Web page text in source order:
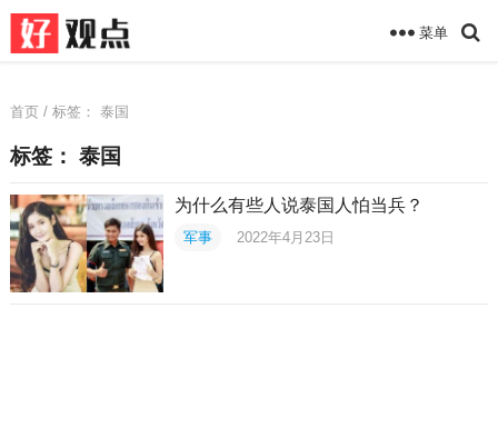
菜单
首页/ 标签： 泰国
标签： 泰国
为什么有些人说泰国人怕当兵？
军事 2022年4月23日